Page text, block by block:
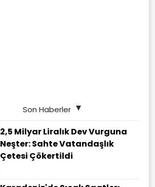
Son Haberler
2,5 Milyar Liralık Dev Vurguna
Neşter: Sahte Vatandaşlık
Çetesi Çökertildi